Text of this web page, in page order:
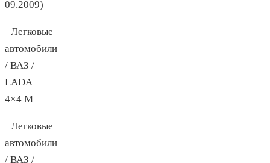
09.2009)
Легковые
автомобили
/ ВАЗ /
LADA
4×4 M
Легковые
автомобили
/ ВАЗ /